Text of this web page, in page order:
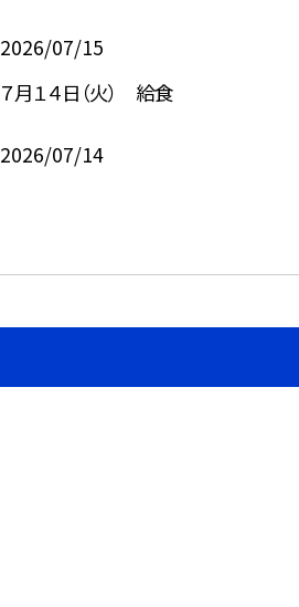
2026/07/15
７月１４日（火） 給食
2026/07/14